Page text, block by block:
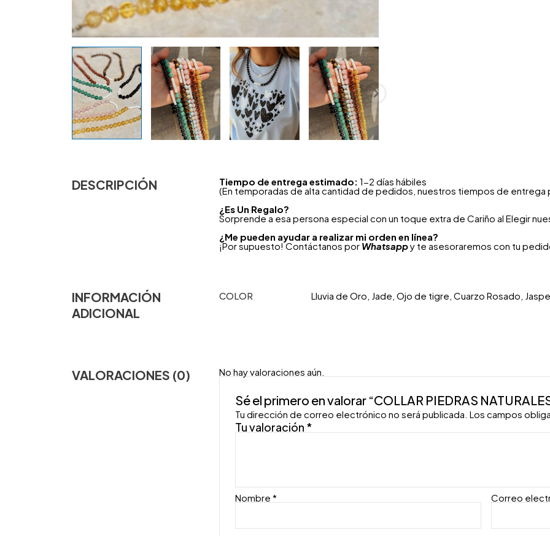
DESCRIPCIÓN Tiempo de entrega estimado: 1-2 días hábiles
(En temporadas de alta cantidad de pedidos, nuestros tiempos de entrega
¿ Es Un Regalo?
Sorprende a esa persona especial con un toque extra de Cariño al Elegir
¿Me pueden ayudar a realizar mi orden en línea?
¡Por supuesto! Contáctanos por Whatsappy te asesoraremos con tu
INFORMACIÓN
ADICIONAL
COLOR Lluvia de Oro, Jade, Ojo de tigre, Cuarzo Rosado,
VALORACIONES (0) No hay valoraciones aún.
Sé el primero en valorar “COLLAR PIEDRAS
Tu dirección de correo electrónico no será publicada. Los campos
Tu valoración *
Nombre* Correo